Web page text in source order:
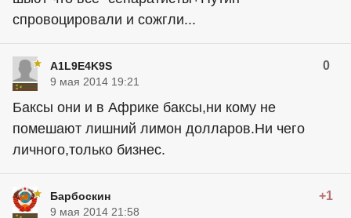
спровоцировали и сожгли...
A1L9E4K9S 0
9 мая 2014 19:21
Баксы они и в Африке баксы,ни кому не
помешают лишний лимон долларов.Ни чего
личного,только бизнес.
Барбоскин +1
9 мая 2014 21:58